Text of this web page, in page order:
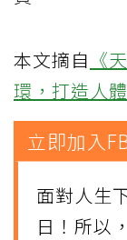
本文摘自 《
環，打造人
立即加入
面對人生
日！所以